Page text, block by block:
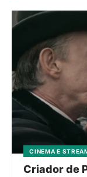
CINEMA E
Criador de